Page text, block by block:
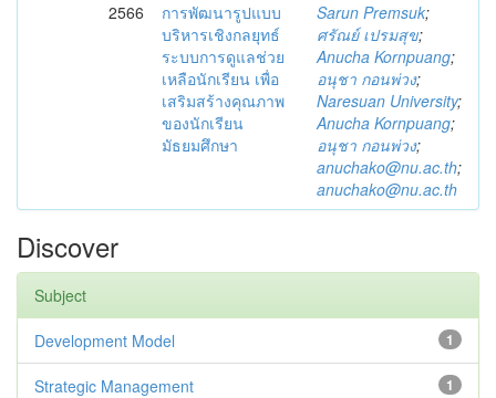
2566
การพัฒนารูปแบบ
บริหารเชิงกลยุทธ์
ระบบการดูแลช่วย
เหลือนักเรียน เพื่อ
เสริมสร้างคุณภาพ
ของนักเรียน
มัธยมศึกษา
Sarun Premsuk;
ศรัณย์ เปรมสุข;
Anucha Kornpuang;
อนุชา กอนพ่วง;
Naresuan University;
Anucha Kornpuang;
อนุชา กอนพ่วง;
anuchako@nu.ac.th;
anuchako@nu.ac.th
Discover
Subject
1
Development Model
1
Strategic Management